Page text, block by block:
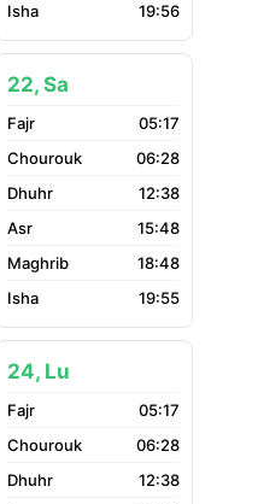
19:56
22, Sa
05:17
06:28
12:38
15:48
18:48
19:55
24, Lu
05:17
06:28
12:38